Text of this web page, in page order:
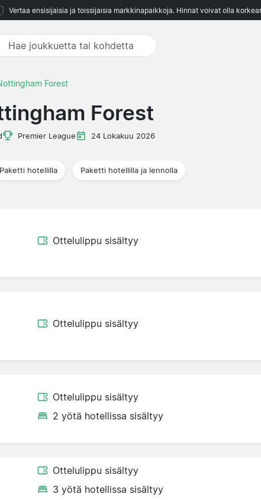
Vertaa ensisijaisia ja toissijaisia markkinapaikkoja. Hinnat voivat olla
Forest
Forest
Premier League 24 Lokakuu 2026
Paketti hotellilla Paketti hotellilla ja lennolla
Ottelulippu sisältyy
Ottelulippu sisältyy
Ottelulippu sisältyy
2 yötä hotellissa sisältyy
Ottelulippu sisältyy
3 yötä hotellissa sisältyy